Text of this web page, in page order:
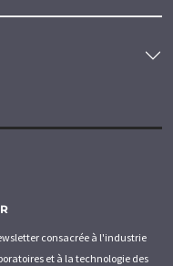
consacrée à l'industrie
et à la technologie des